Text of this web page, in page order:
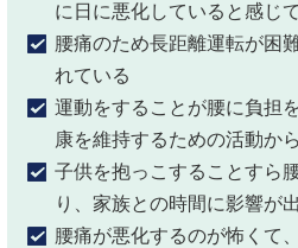
に日に悪化していると感じ
腰痛のため長距離運転が困
れている
運動をすることが腰に負担
康を維持するための活動か
子供を抱っこすることすら
り、家族との時間に影響が
腰痛が悪化するのが怖くて